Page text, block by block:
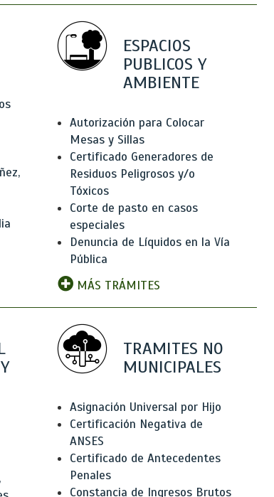
ESPACIOS
PUBLICOS Y
AMBIENTE
Autorización para Colocar
Mesas y Sillas
Certificado Generadores de
Residuos Peligrosos y/o
Tóxicos
Corte de pasto en casos
especiales
Denuncia de Líquidos en la Vía
Pública
MÁS TRÁMITES
TRAMITES NO
MUNICIPALES
Asignación Universal por Hijo
Certificación Negativa de
ANSES
Certificado de Antecedentes
Penales
Constancia de Ingresos Brutos